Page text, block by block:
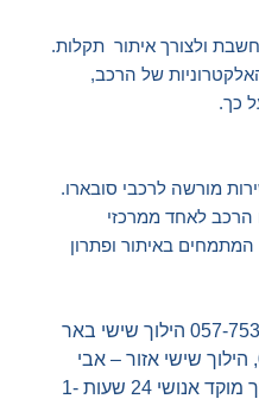
ולצורך איתור תקלות.
של הרכב,
כך.
מורשה לרכבי סובארו.
הרכב לאחד ממרכזי
באיתור ופתרון
הילוך שישי יפו – אמנון, 057-7530074 הילוך שישי באר
052-2292055, הילוך שישי אזור – אבי
057-7530055.כמו כן לשרותך מוקד אנושי 24 שעות 1-